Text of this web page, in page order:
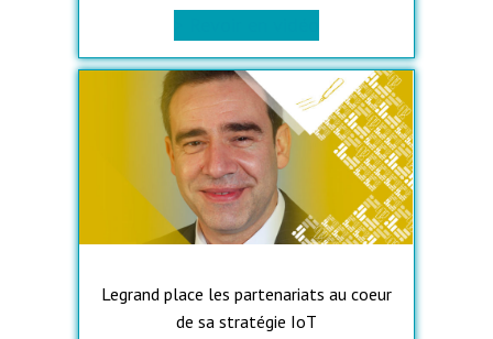
Legrand place les partenariats au coeur
de sa stratégie IoT